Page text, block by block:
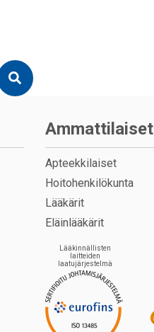
Ammattilaiset
Apteekkilaiset
Hoitohenkilökunta
Lääkärit
Eläinlääkärit
Lääkinnällisten
laitteiden
laatujärjestelmä